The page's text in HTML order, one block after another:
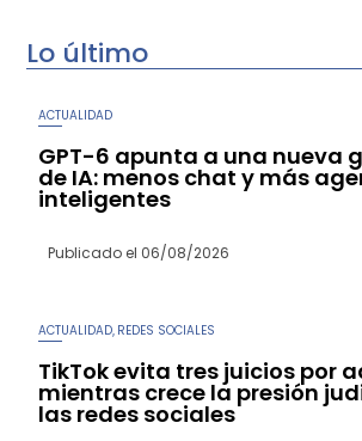
Lo último
ACTUALIDAD
GPT-6 apunta a una nueva
de IA: menos chat y más
inteligentes
Publicado el 06/08/2026
ACTUALIDAD REDES SOCIALES
TikTok evita tres juicios por
mientras crece la presión
las redes sociales